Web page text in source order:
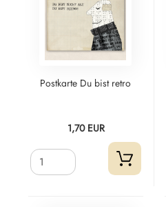
Postkarte Du bist retro
1,70 EUR